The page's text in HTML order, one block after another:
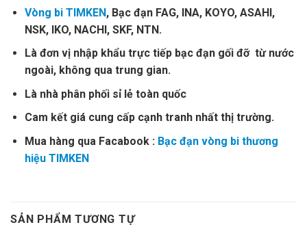
Vòng bi TIMKEN, Bạc đạn FAG, INA, KOYO, ASAHI,
NSK, IKO, NACHI, SKF, NTN.
Là đơn vị nhập khẩu trực tiếp bạc đạn gối đỡ từ nước
ngoài, không qua trung gian.
Là nhà phân phối sỉ lẻ toàn quốc
Cam kết giá cung cấp cạnh tranh nhất thị trường.
Mua hàng qua Facabook : Bạc đạn vòng bi thương
hiệu TIMKEN
SẢN PHẨM TƯƠNG TỰ